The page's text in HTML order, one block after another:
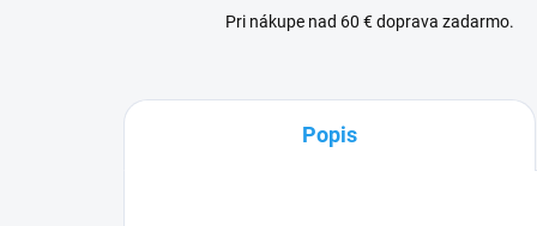
Pri nákupe nad 60 € doprava zadarmo.
Popis